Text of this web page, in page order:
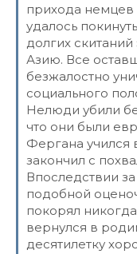
прихода
удалось
долгих
Азию. Все
безжалостно
социального
Нелюди убили
что они были
Фергана учился
закончил с
Впоследствии
подобной
покорял
вернулся в
десятилетку